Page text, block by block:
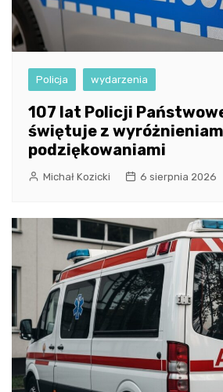
Policja wydarzenia
107 lat Policji
świętuje z
podziękowaniami
Michał Kozicki 6 sierpnia 2026